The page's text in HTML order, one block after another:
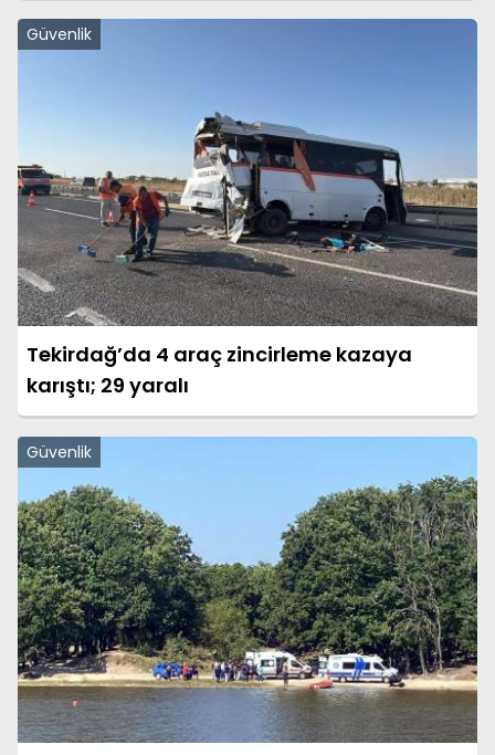
Güvenlik
Tekirdağ’da 4 araç zincirleme kazaya
karıştı; 29 yaralı
Güvenlik